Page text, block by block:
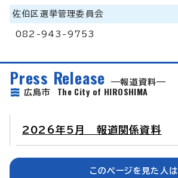
佐伯区選挙管理委員会
082-943-9753
Press Release
報道資料
広島市 The City of HIROSHIMA
2026年5月 報道関係資料
このページを見た人は